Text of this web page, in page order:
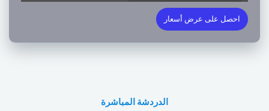
احصل على عرض أسعار
الدردشة المباشرة